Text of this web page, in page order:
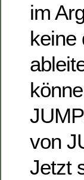
im
keine
von
Jetzt